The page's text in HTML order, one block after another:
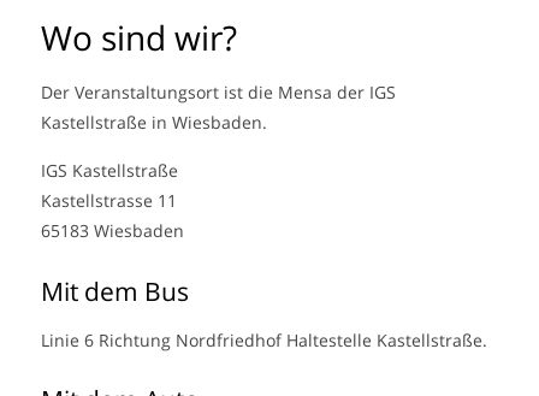
Wo sind wir?
Der Veranstaltungsort ist die Mensa der IGS
Kastellstraße in Wiesbaden.
IGS Kastellstraße
Kastellstrasse 11
65183 Wiesbaden
Mit dem Bus
Linie 6 Richtung Nordfriedhof Haltestelle Kastellstraße.